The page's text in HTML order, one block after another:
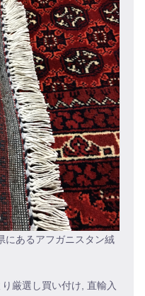
にあるアフガニスタン絨
厳選し買い付け, 直輸入